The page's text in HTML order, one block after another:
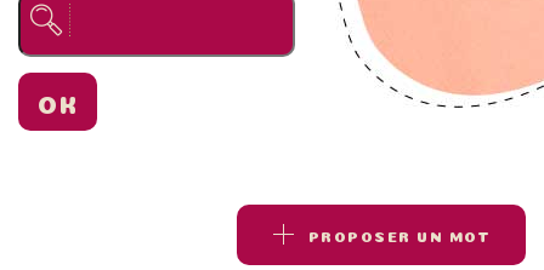
OK
PROPOSER UN MOT